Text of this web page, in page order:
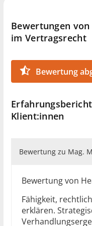
Ich freue mich auf
Bewertungen
im Vertragsrecht
Bewertung
Klient:innen
Bewertung zu Mag.
Bewertung von
Fähigkeit,
erklären.